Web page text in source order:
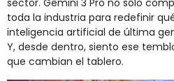
sector. Gemini 3 Pro no solo
toda la industria para redefinir
inteligencia artificial de última
Y, desde dentro, siento ese
que cambian el tablero.